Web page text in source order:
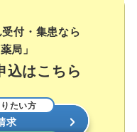
付・集患なら
局」
込はこちら
たい方
求